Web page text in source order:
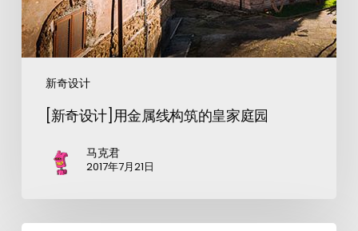
新奇设计
[新奇设计]用金属线构筑的皇家庭园
马克君
2017年7月21日